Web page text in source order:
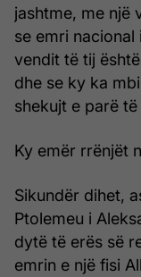
jashtme, me një
se emri
vendit të tij
dhe se ky ka
shekujt e parë
Ky emër rrënjët
Sikundër dihet,
Ptolemeu i
dytë të erës së
emrin e një fisi